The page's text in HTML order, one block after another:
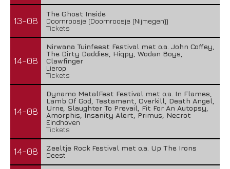
13-08
The Ghost Inside
Doornroosje (Doornroosje (Nijmegen))
Tickets
14-08
Nirwana Tuinfeest Festival met o.a. John Coffey,
The Dirty Daddies, Hiqpy, Wodan Boys,
Clawfinger
Lierop
Tickets
14-08
Dynamo MetalFest Festival met o.a. In Flames,
Lamb Of God, Testament, Overkill, Death Angel,
Urne, Slaughter To Prevail, Fit For An Autopsy,
Amorphis, Insanity Alert, Primus, Necrot
Eindhoven
Tickets
14-08
Zeeltje Rock Festival met o.a. Up The Irons
Deest